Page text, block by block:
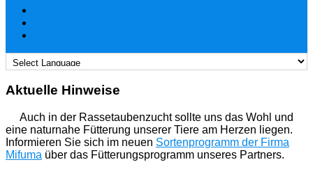
Aktuelle Hinweise
Auch in der Rassetaubenzucht sollte uns das Wohl und
eine naturnahe Fütterung unserer Tiere am Herzen liegen.
Informieren Sie sich im neuen Sortenprogramm der Firma
Mifuma über das Fütterungsprogramm unseres Partners.